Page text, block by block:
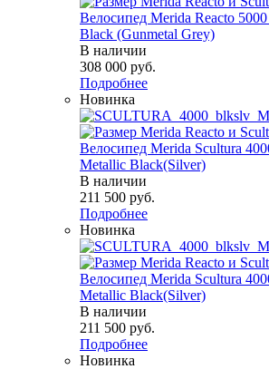
Велосипед Merida Reacto
Black (Gunmetal Grey)
В наличии
308 000 руб.
Подробнее
Новинка
Велосипед Merida Scultura
Metallic Black(Silver)
В наличии
211 500 руб.
Подробнее
Новинка
Велосипед Merida Scultura
Metallic Black(Silver)
В наличии
211 500 руб.
Подробнее
Новинка